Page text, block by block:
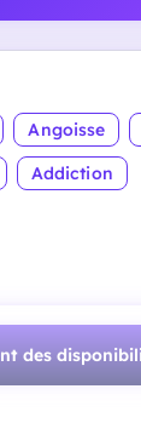
Angoisse
Addiction
ajuster,
vivre
des